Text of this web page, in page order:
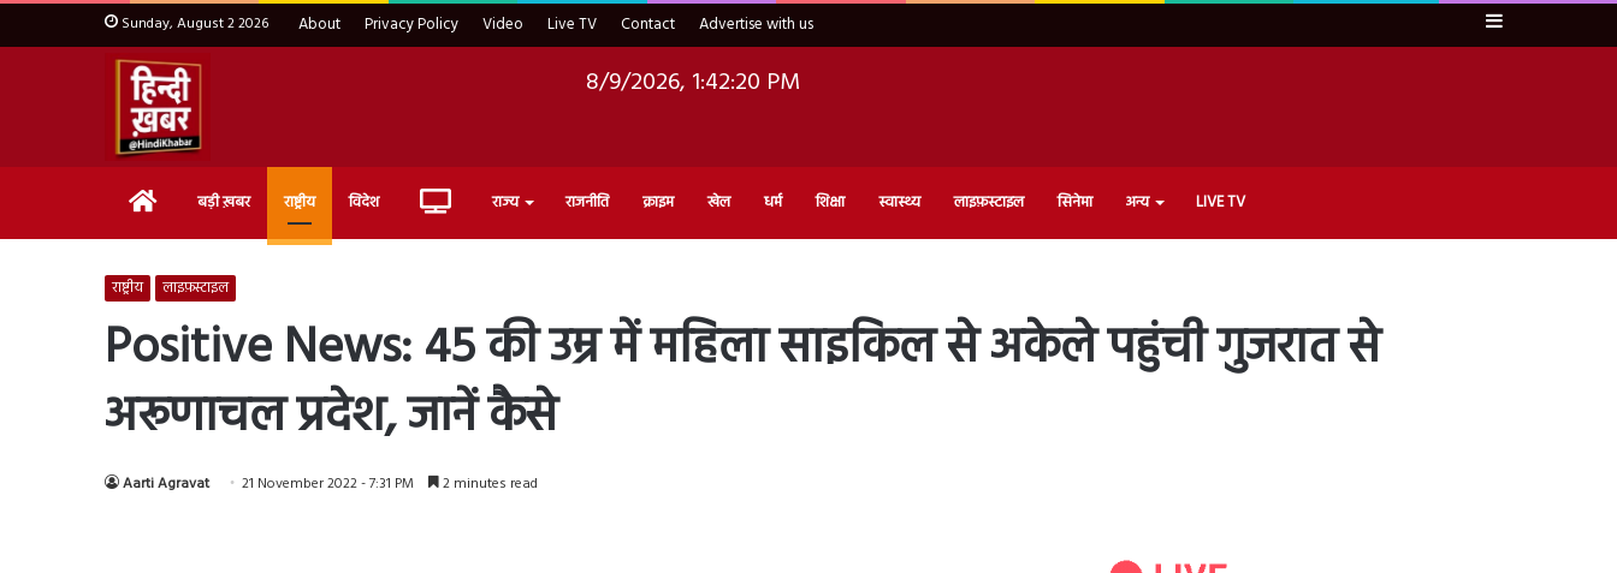
Sunday, August 2 2026 About Privacy Policy Video Live TV Contact Advertise with us Sidebar
8/9/2026, 1:42:21 PM
Home बड़ी ख़बर राष्ट्रीय विदेश Live राज्य राजनीति क्राइम खेल धर्म शिक्षा स्वास्थ्य लाइफ़स्टाइल सिनेमा अन्य LIVE TV
राष्ट्रीय लाइफ़स्टाइल
Positive News: 45 की उम्र में महिला साइकिल से अकेले पहुंची गुजरात से
अरूणाचल प्रदेश, जानें कैसे
Aarti Agravat 21 November 2022 - 7:31 PM 2 minutes read